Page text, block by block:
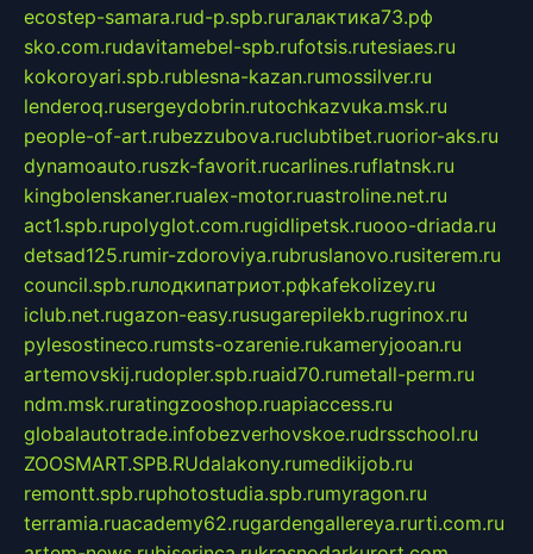
ecostep-samara.rud-p.spb.ruгалактика73.рф
sko.com.rudavitamebel-spb.rufotsis.rutesiaes.ru
kokoroyari.spb.rublesna-kazan.rumossilver.ru
lenderoq.rusergeydobrin.rutochkazvuka.msk.ru
people-of-art.rubezzubova.ruclubtibet.ruorior-aks.ru
dynamoauto.ruszk-favorit.rucarlines.ruflatnsk.ru
kingbolenskaner.rualex-motor.ruastroline.net.ru
act1.spb.rupolyglot.com.rugidlipetsk.ruooo-driada.ru
detsad125.rumir-zdoroviya.rubruslanovo.rusiterem.ru
council.spb.ruлодкипатриот.рфkafekolizey.ru
iclub.net.rugazon-easy.rusugarepilekb.rugrinox.ru
pylesostineco.rumsts-ozarenie.rukameryjooan.ru
artemovskij.rudopler.spb.ruaid70.rumetall-perm.ru
ndm.msk.ruratingzooshop.ruapiaccess.ru
globalautotrade.infobezverhovskoe.rudrsschool.ru
ZOOSMART.SPB.RUdalakony.rumedikijob.ru
remontt.spb.ruphotostudia.spb.rumyragon.ru
terramia.ruacademy62.rugardengallereya.rurti.com.ru